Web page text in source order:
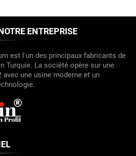
ENTREPRISE
est l'un des principaux fabricants de
Turquie. La société opère sur une
avec une usine moderne et un